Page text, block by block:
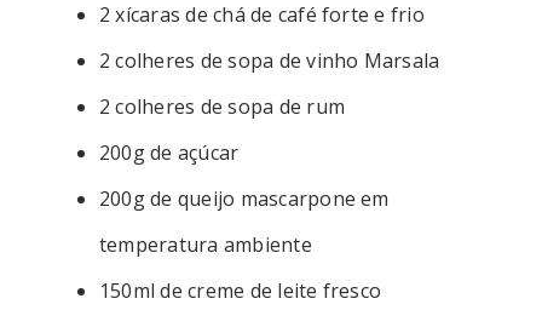
2 xícaras de chá de café forte e frio
2 colheres de sopa de vinho Marsala
2 colheres de sopa de rum
200g de açúcar
200g de queijo mascarpone em
temperatura ambiente
150ml de creme de leite fresco